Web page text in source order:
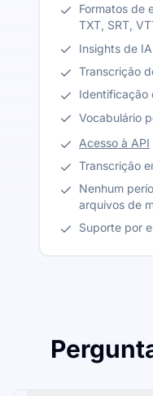
Formatos de
TXT, SRT,
Insights de
Transcrição
Identificação
Vocabulário
Acesso à API
Transcrição
Nenhum
arquivos de
Suporte por